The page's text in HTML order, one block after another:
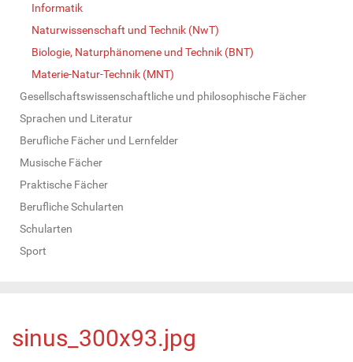
Informatik
Naturwissenschaft und Technik (NwT)
Biologie, Naturphänomene und Technik (BNT)
Materie-Natur-Technik (MNT)
Gesellschaftswissenschaftliche und philosophische Fächer
Sprachen und Literatur
Berufliche Fächer und Lernfelder
Musische Fächer
Praktische Fächer
Berufliche Schularten
Schularten
Sport
sinus_300x93.jpg